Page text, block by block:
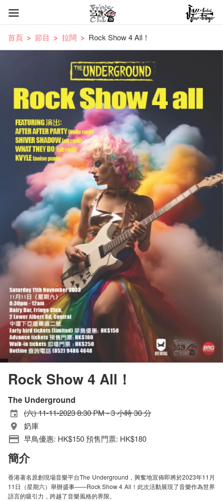
首頁 節目 拉闊 Rock Show 4 All！
Rock Show 4 All！
The Underground
(六) 11-11-2023 8:30 PM - 3 小時 30 分
奶庫
早鳥優惠: HK$150 預售門票: HK$180
簡介
香港著名原創現場音樂平台The Underground，興奮地宣佈即將於2023年11月
11日（星期六）舉辦盛事——Rock Show 4 All！此次活動展現了音樂作為世界
語言的吸引力，跨越了音樂風格的界限。